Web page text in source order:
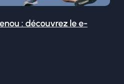
: découvrez le e-